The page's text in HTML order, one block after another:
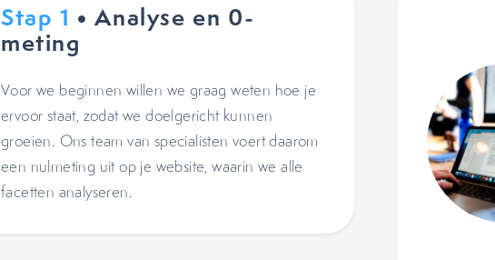
Stap 1 • Analyse en 0-
meting
Voor we beginnen willen we graag weten hoe je
ervoor staat, zodat we doelgericht kunnen
groeien. Ons team van specialisten voert daarom
een nulmeting uit op je website, waarin we alle
facetten analyseren.